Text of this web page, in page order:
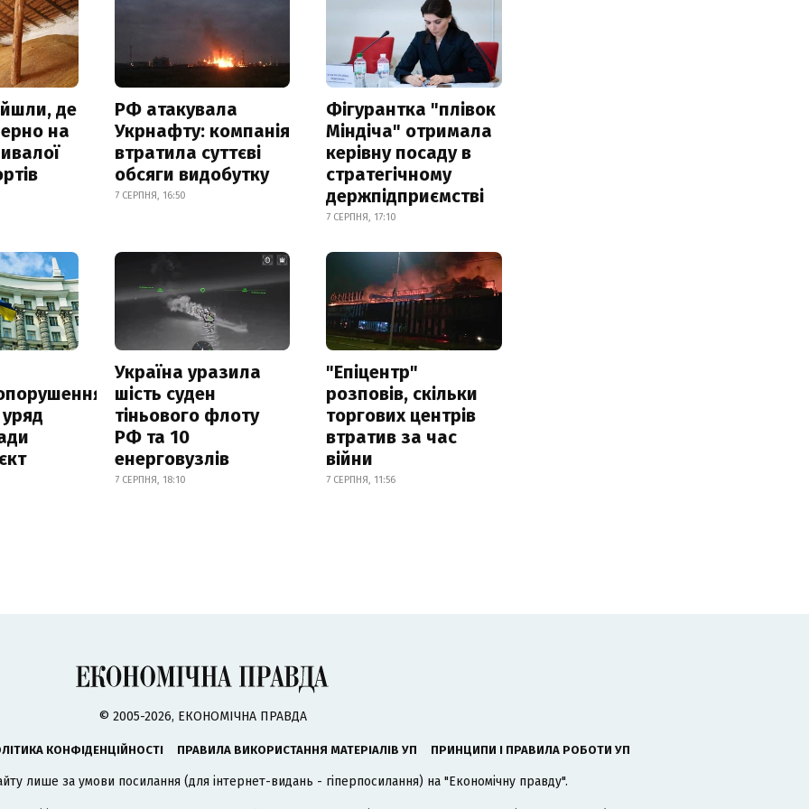
де
на
РФ атакувала
Укрнафту: компанія
втратила суттєві
обсяги видобутку
7 СЕРПНЯ, 16:50
Фігурантка "плівок
Міндіча" отримала
керівну посаду в
стратегічному
держпідприємстві
7 СЕРПНЯ, 17:10
Україна уразила
шість суден
тіньового флоту
РФ та 10
енерговузлів
7 СЕРПНЯ, 18:10
"Епіцентр"
розповів, скільки
торгових центрів
втратив за час
війни
7 СЕРПНЯ, 11:56
© 2005-2026, ЕКОНОМІЧНА ПРАВДА
КОНФІДЕНЦІЙНОСТІ ПРАВИЛА ВИКОРИСТАННЯ МАТЕРІАЛІВ УП ПРИНЦИПИ І ПРАВИЛА РОБОТИ УП
лише за умови посилання (для інтернет-видань - гіперпосилання) на "Економічну правду".